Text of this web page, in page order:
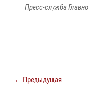
Пресс-служба
← Предыдущая